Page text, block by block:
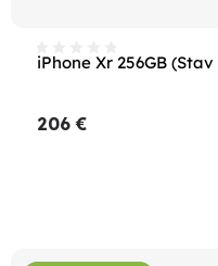
iPhone Xr 256GB
206 €